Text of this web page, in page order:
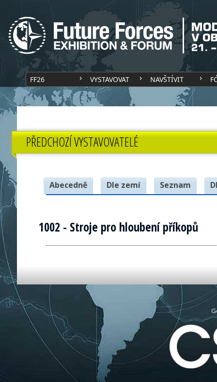
FF26 VYSTAVOVAT NAVŠTÍVIT
PŘEDCHOZÍ VYSTAVOVATELÉ
Abecedně Dle zemí Seznam
1002 - Stroje pro hloubení příkopů